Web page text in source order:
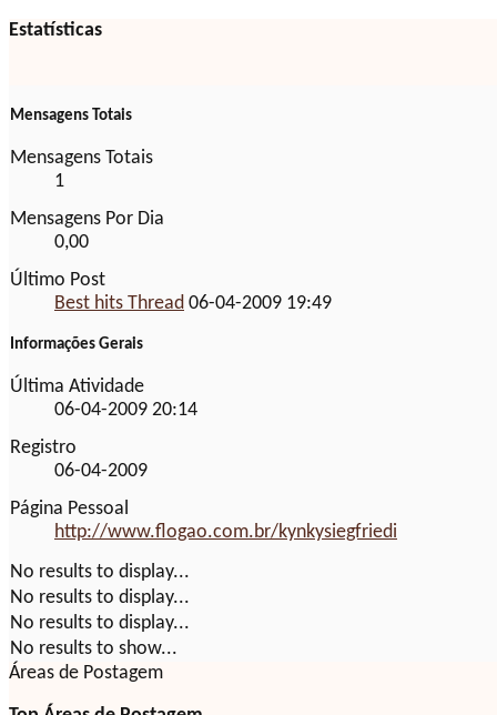
Estatísticas
Mensagens Totais
Mensagens Totais
1
Mensagens Por Dia
0,00
Último Post
Best hits Thread 06-04-2009 19:49
Informações Gerais
Última Atividade
06-04-2009 20:14
Registro
06-04-2009
Página Pessoal
http://www.flogao.com.br/kynkysiegfriedi
No results to display...
No results to display...
No results to display...
No results to show...
Áreas de Postagem